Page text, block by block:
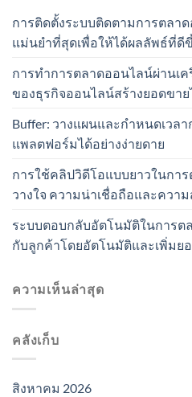
การติดตั้งระบบติดตามการตลา
แม่นยำที่สุดเพื่อให้ได้ผลลัพธ์ที่ดี
การทำการตลาดออนไลน์ผ่านเ
ของธุรกิจออนไลน์สร้างยอดขา
Buffer: วางแผนและกำหนดเวล
แพลตฟอร์มได้อย่างง่ายดาย
การใช้คลิปวิดีโอแบบยาวในกา
วางใจ ความน่าเชื่อถือและคว
ระบบตอบกลับอัตโนมัติในการ
กับลูกค้าโดยอัตโนมัติและเพิ่มย
ความเห็นล่าสุด
คลังเก็บ
สิงหาคม 2026